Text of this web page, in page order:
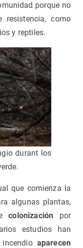
porque no
resistencia, como
y reptiles.
durant los
que comienza la
algunas plantas,
colonización por
estudios han
aparecen